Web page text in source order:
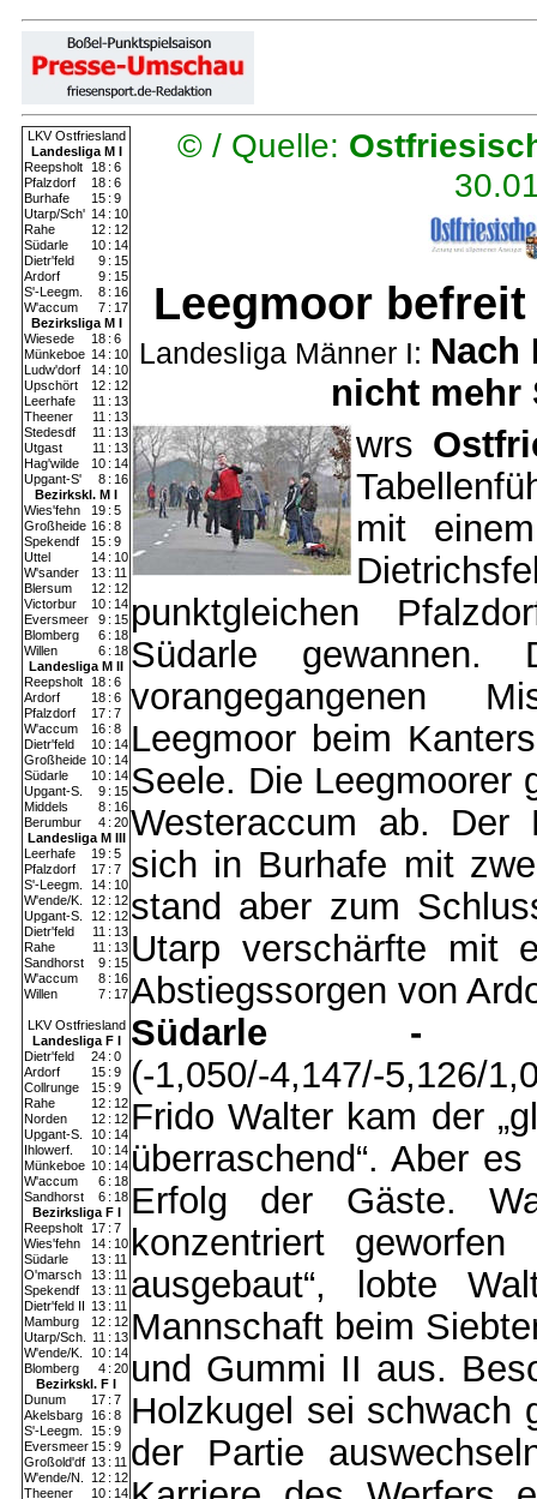
LKV Ostfriesland
Landesliga M I
Reepsholt
18 : 6
Pfalzdorf
18 : 6
Burhafe
15 : 9
Utarp/Sch' 14 : 10
Rahe
12 : 12
Südarle
10 : 14
Dietr'feld
9 : 15
Ardorf
9 : 15
S'-Leegm.
8 : 16
W'accum
7 : 17
Bezirksliga M I
Wiesede
18 : 6
Münkeboe 14 : 10
Ludw'dorf
14 : 10
Upschört
12 : 12
Leerhafe
11 : 13
Theener
11 : 13
Stedesdf
11 : 13
Utgast
11 : 13
Hag'wilde
10 : 14
Upgant-S'
8 : 16
Bezirkskl. M I
Wies'fehn
19 : 5
Großheide 16 : 8
Spekendf
15 : 9
Uttel
14 : 10
W'sander
13 : 11
Blersum
12 : 12
Victorbur
10 : 14
Eversmeer
9 : 15
Blomberg
6 : 18
Willen
6 : 18
Landesliga M II
Reepsholt
18 : 6
Ardorf
18 : 6
Pfalzdorf
17 : 7
W'accum
16 : 8
Dietr'feld
10 : 14
Großheide 10 : 14
Südarle
10 : 14
Upgant-S.
9 : 15
Middels
8 : 16
Berumbur
4 : 20
Landesliga M III
Leerhafe
19 : 5
Pfalzdorf
17 : 7
S'-Leegm.
14 : 10
W'ende/K.
12 : 12
Upgant-S.
12 : 12
Dietr'feld
11 : 13
Rahe
11 : 13
Sandhorst
9 : 15
W'accum
8 : 16
Willen
7 : 17
LKV Ostfriesland
Landesliga F I
Dietr'feld
24 : 0
Ardorf
15 : 9
Collrunge
15 : 9
Rahe
12 : 12
Norden
12 : 12
Upgant-S.
10 : 14
Ihlowerf.
10 : 14
Münkeboe 10 : 14
W'accum
6 : 18
Sandhorst
6 : 18
Bezirksliga F I
Reepsholt
17 : 7
Wies'fehn
14 : 10
Südarle
13 : 11
O'marsch
13 : 11
Spekendf
13 : 11
Dietr'feld II 13 : 11
Mamburg
12 : 12
Utarp/Sch.
11 : 13
W'ende/K.
10 : 14
Blomberg
4 : 20
Bezirkskl. F I
Dunum
17 : 7
Akelsbarg
16 : 8
S'-Leegm.
15 : 9
Eversmeer 15 : 9
Großold'df 13 : 11
W'ende/N.
12 : 12
Theener
10 : 14
© / Quelle:
Leegmoor
Landesliga Männer I: Nach
nicht mehr
wrs
mit
punktgleichen
Südarle
vorangegangenen
Leegmoor beim
Seele. Die Leegmoorer
Westeraccum ab. Der
sich in Burhafe mit
stand aber zum
Utarp verschärfte mit
Abstiegssorgen von
Südarle -
(-1,050/-4,147/-
Frido Walter kam der
überraschend“. Aber
Erfolg der Gäste.
konzentriert
ausgebaut“, lobte
Mannschaft beim
und Gummi II aus.
Holzkugel sei schwach
der Partie